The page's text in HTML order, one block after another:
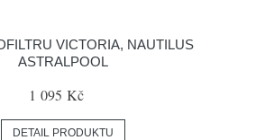
VICTORIA, NAUTILUS
ASTRALPOOL
1 095 Kč
DETAIL PRODUKTU